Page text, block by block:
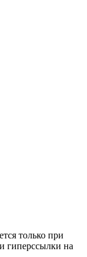
только при
гиперссылки на